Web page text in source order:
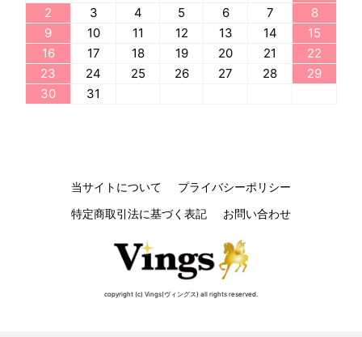
2 3 4 5 6 7
8
9
10 11 12 13 14
15
16
17 18 19 20 21
22
23
24 25 26 27 28
29
30
31
当サイトについて
プライバシーポリシー
特定商取引法に基づく表記
お問い合わせ
copyright (c) Vings(ヴィングス) all rights reserved.